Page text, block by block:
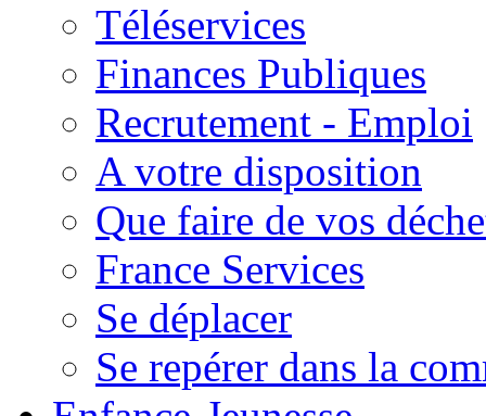
Téléservices
Finances Publiques
Recrutement - Emploi
A votre disposition
Que faire de vos
France Services
Se déplacer
Se repérer dans la